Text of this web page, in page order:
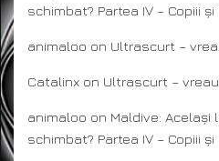
schimbat? Partea IV – Copiii și
animaloo on Ultrascurt –
Catalinx on Ultrascurt –
animaloo on Maldive: Același
schimbat? Partea IV – Copiii și